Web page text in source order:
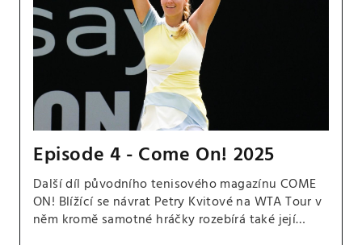
Episode 4 - Come On! 2025
Další díl původního tenisového magazínu COME
ON! Blížící se návrat Petry Kvitové na WTA Tour v
něm kromě samotné hráčky rozebírá také její